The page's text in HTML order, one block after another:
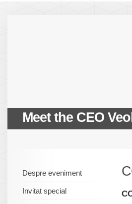
Meet the CEO
Despre eveniment
Invitat special